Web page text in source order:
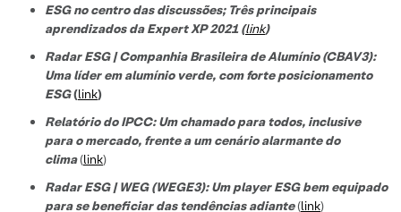
ESG no centro das discussões; Três principais
aprendizados da Expert XP 2021 (link)
Radar ESG | Companhia Brasileira de Alumínio (CBAV3):
Uma líder em alumínio verde, com forte posicionamento
ESG(link)
Relatório do IPCC: Um chamado para todos, inclusive
para o mercado, frente a um cenário alarmante do
clima(link)
Radar ESG | WEG (WEGE3): Um player ESG bem equipado
para se beneficiar das tendências adiante(link)